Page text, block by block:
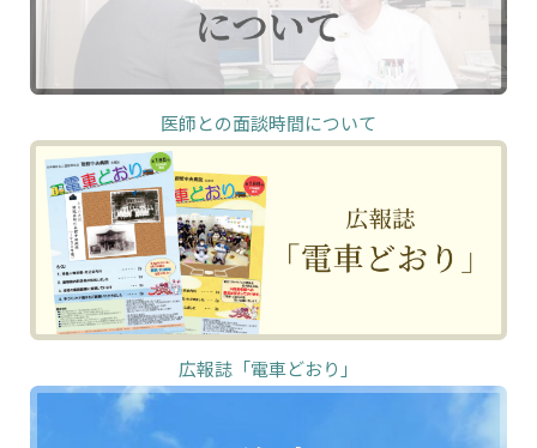
医師との面談時間について
広報誌「電車どおり」